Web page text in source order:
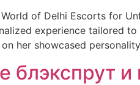
of Delhi Escorts for
experience tailored
her showcased
блэкспрут и